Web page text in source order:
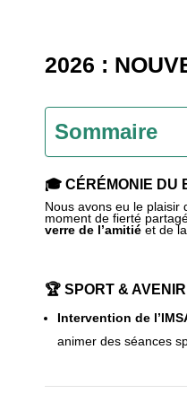
2026 :
Sommaire
🎓 CÉRÉMONIE DU
Nous avons eu le plaisir
moment de fierté
verre de l’amitié et de
🏆 SPORT & AVENIR
Intervention de
animer des séances